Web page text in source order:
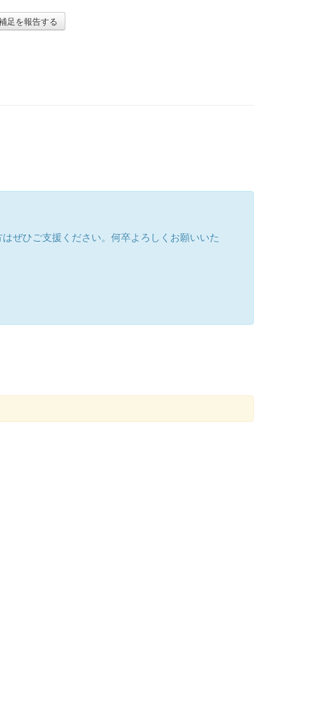
足を報告する
ぜひご支援ください。何卒よろしくお願いいた